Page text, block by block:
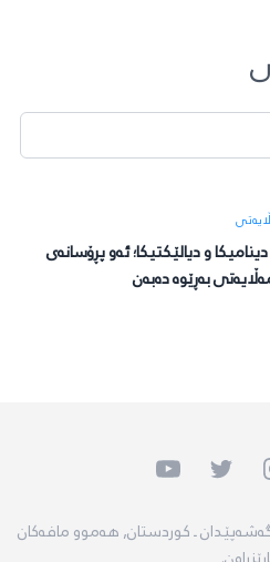
و دیالێکتیکا؛ ئەو پڕۆسانەی
بەڕێوە دەبەن
Twitter
Youtube
و گەشەپێدان ـ کوردستان, هەموو مافەکان